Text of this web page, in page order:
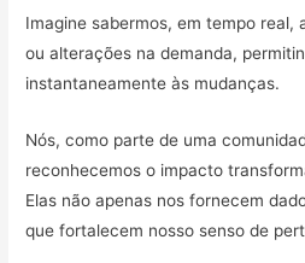
Imagine sabermos, em tempo real,
ou alterações na demanda,
instantaneamente às mudanças.
Nós, como parte de uma
reconhecemos o impacto
Elas não apenas nos fornecem
que fortalecem nosso senso de